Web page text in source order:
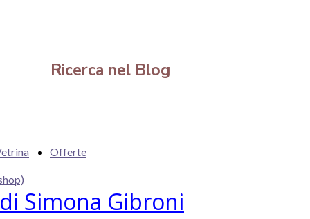
Ricerca nel Blog
Offerte
Simona Gibroni